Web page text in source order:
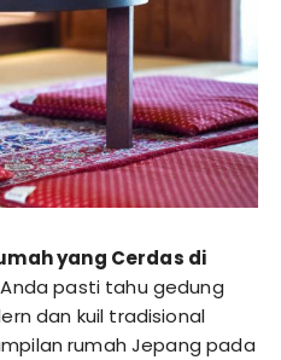
yang Cerdas di
pasti tahu gedung
dan kuil tradisional
rumah Jepang pada